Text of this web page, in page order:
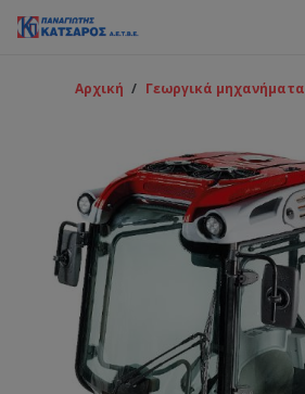
Αρχική / Γεωργικά μηχανήματα